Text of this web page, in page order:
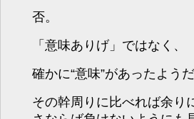
否。
「意味ありげ」ではなく、
確かに“意味”があったようだ
その幹周りに比べれば余り